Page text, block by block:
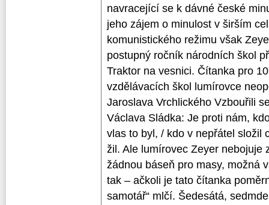
navracející se k dávné české
jeho zájem o minulost v širším
komunistického režimu však
postupný ročník národních škol
Traktor na vesnici. Čítanka pro
vzdělávacích škol lumírovce
Jaroslava Vrchlického Vzbouřili
Václava Sládka: Je proti nám,
vlas to byl, / kdo v nepřátel složil
žil. Ale lumírovec Zeyer nebojuje
žádnou báseň pro masy, možná
tak – ačkoli je tato čítanka
samotář“ mlčí. Šedesátá,